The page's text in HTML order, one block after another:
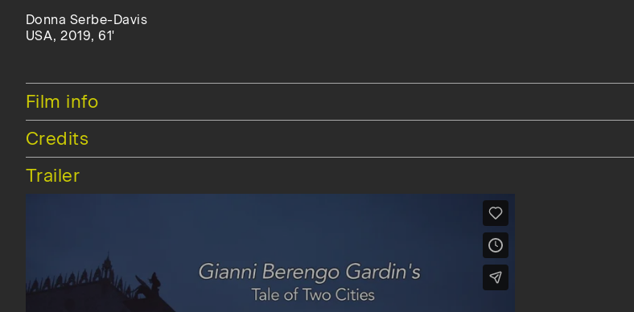
Donna Serbe-Davis
USA, 2019, 61'
Hide
Film info
Hide
Credits
Hide
Trailer